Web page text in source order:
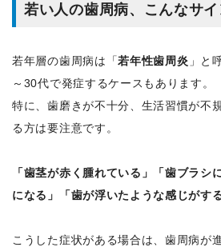
若い人の歯周病、こんなサイ
若年層の歯周病は「若年性歯周炎 」と
～30代で発症するケースもあります。
特に、歯磨きが不十分、生活習慣が不
る方は要注意です。
「歯茎が赤く腫れている」「歯ブラシ
になる」「歯が浮いたような感じがする
こうした症状がある場合は、歯周病が